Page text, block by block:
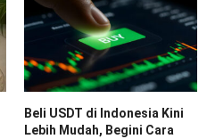
Beli USDT di Indonesia Kini
Lebih Mudah, Begini Cara